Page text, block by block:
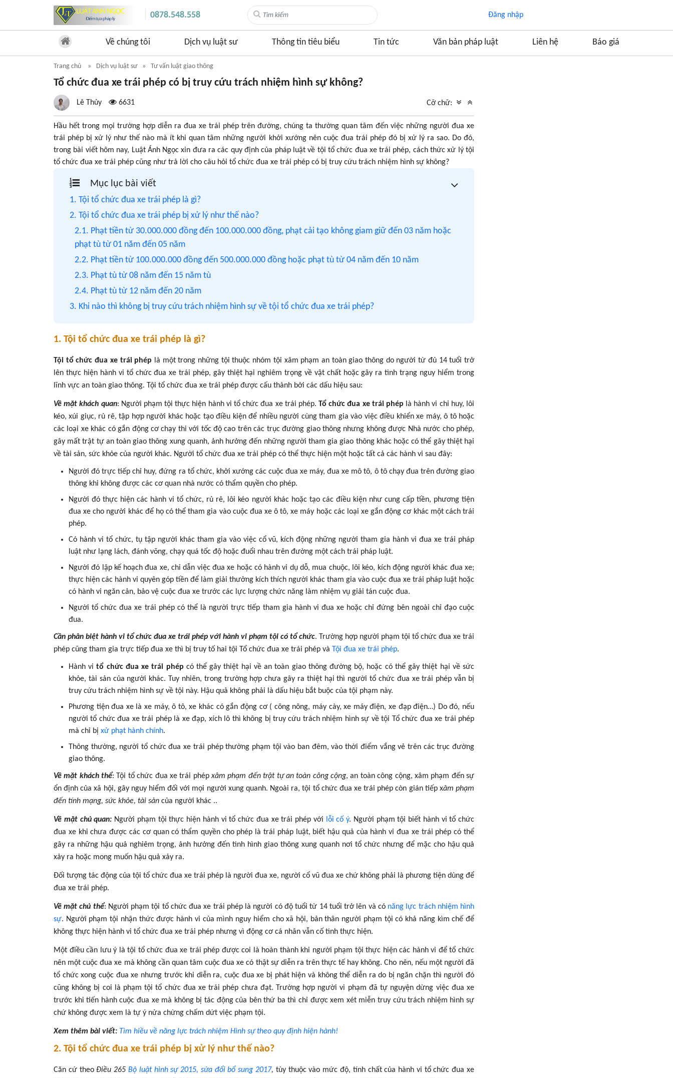
0878.548.558 Đăng nhập
Về chúng tôi Dịch vụ luật sư Thông tin tiêu biểu Tin tức Văn bản pháp luật Liên hệ Báo giá
Trang chủ Dịch vụ luật sư Tư vấn luật giao thông
Tổ chức đua xe trái phép có bị truy cứu trách nhiệm hình sự không?
Lê Thủy 6631 Cỡ chữ:
Hầu hết trong mọi trường hợp diễn ra đua xe trái phép trên đường, chúng ta thường quan tâm đến việc những người đua xe
trái phép bị xử lý như thế nào mà ít khi quan tâm những người khởi xướng nên cuộc đua trái phép đó bị xử lý ra sao. Do đó,
trong bài viết hôm nay, Luật Ánh Ngọc xin đưa ra các quy định của pháp luật về tội tổ chức đua xe trái phép, cách thức xử lý tội
tổ chức đua xe trái phép cũng như trả lời cho câu hỏi tổ chức đua xe trái phép có bị truy cứu trách nhiệm hình sự không?
Mục lục bài viết
1. Tội tổ chức đua xe trái phép là gì?
2. Tội tổ chức đua xe trái phép bị xử lý như thế nào?
2.1. Phạt tiền từ 30.000.000 đồng đến 100.000.000 đồng, phạt cải tạo không giam giữ đến 03 năm hoặc
phạt tù từ 01 năm đến 05 năm
2.2. Phạt tiền từ 100.000.000 đồng đến 500.000.000 đồng hoặc phạt tù từ 04 năm đến 10 năm
2.3. Phạt tù từ 08 năm đến 15 năm tù
2.4. Phạt tù từ 12 năm đến 20 năm
3. Khi nào thì không bị truy cứu trách nhiệm hình sự về tội tổ chức đua xe trái phép?
1. Tội tổ chức đua xe trái phép là gì?
Tội tổ chức đua xe trái phép là một trong những tội thuộc nhóm tội xâm phạm an toàn giao thông do người từ đủ 14 tuổi trở
lên thực hiện hành vi tổ chức đua xe trái phép, gây thiệt hại nghiêm trọng về vật chất hoặc gây ra tình trạng nguy hiểm trong
lĩnh vực an toàn giao thông. Tội tổ chức đua xe trái phép được cấu thành bởi các dấu hiệu sau:
Về mặt khách quan: Người phạm tội thực hiện hành vi tổ chức đua xe trái phép.Tổ chức đua xe trái phép là hành vi chỉ huy, lôi
kéo, xúi giục, rủ rê, tập hợp người khác hoặc tạo điều kiện để nhiều người cùng tham gia vào việc điều khiển xe máy, ô tô hoặc
các loại xe khác có gắn động cơ chạy thi với tốc độ cao trên các trục đường giao thông nhưng không được Nhà nước cho phép,
gây mất trật tự an toàn giao thông xung quanh, ảnh hưởng đến những người tham gia giao thông khác hoặc có thể gây thiệt hại
về tài sản, sức khỏe của người khác. Người tổ chức đua xe trái phép có thể thực hiện một hoặc tất cả các hành vi sau đây:
Người đó trực tiếp chỉ huy, đứng ra tổ chức, khởi xướng các cuộc đua xe máy, đua xe mô tô, ô tô chạy đua trên đường giao
thông khi không được các cơ quan nhà nước có thẩm quyền cho phép.
Người đó thực hiện các hành vi tổ chức, rủ rê, lôi kéo người khác hoặc tạo các điều kiện như cung cấp tiền, phương tiện
đua xe cho người khác để họ có thể tham gia vào cuộc đua xe ô tô, xe máy hoặc các loại xe gắn động cơ khác một cách trái
phép.
Có hành vi tổ chức, tụ tập người khác tham gia vào việc cổ vũ, kích động những người tham gia hành vi đua xe trái pháp
luật như lạng lách, đánh võng, chạy quá tốc độ hoặc đuổi nhau trên đường một cách trái pháp luật.
Người đó lập kế hoạch đua xe, chỉ dẫn việc đua xe hoặc có hành vi dụ dỗ, mua chuộc, lôi kéo, kích động người khác đua xe;
thực hiện các hành vi quyên góp tiền để làm giải thưởng kích thích người khác tham gia vào cuộc đua xe trái pháp luật hoặc
có hành vi ngăn cản, bảo vệ cuộc đua xe trước các lực lượng chức năng làm nhiệm vụ giải tán cuộc đua.
Người tổ chức đua xe trái phép có thể là người trực tiếp tham gia hành vi đua xe hoặc chỉ đứng bên ngoài chỉ đạo cuộc
đua.
Cần phân biệt hành vi tổ chức đua xe trái phép với hành vi phạm tội có tổ chức. Trường hợp người phạm tội tổ chức đua xe trái
phép cũng tham gia trực tiếp đua xe thì bị truy tố hai tội Tổ chức đua xe trái phép và Tội đua xe trái phép.
Hành vitổ chức đua xe trái phép có thể gây thiệt hại về an toàn giao thông đường bộ, hoặc có thể gây thiệt hại về sức
khỏe, tài sản của người khác. Tuy nhiên, trong trường hợp chưa gây ra thiệt hại thì người tổ chức đua xe trái phép vẫn bị
truy cứu trách nhiệm hình sự về tội này. Hậu quả không phải là dấu hiệu bắt buộc của tội phạm này.
Phương tiện đua xe là xe máy, ô tô, xe khác có gắn động cơ ( công nông, máy cày, xe máy điện, xe đạp điện…) Do đó, nếu
người tổ chức đua xe trái phép là xe đạp, xích lô thì không bị truy cứu trách nhiệm hình sự về tội Tổ chức đua xe trái phép
mà chỉ bị xử phạt hành chính.
Thông thường, người tổ chức đua xe trái phép thường phạm tội vào ban đêm, vào thời điểm vắng vẻ trên các trục đường
giao thông.
Về mặt khách thể: Tội tổ chức đua xe trái phépxâm phạm đến trật tự an toàn công cộng, an toàn công cộng, xâm phạm đến sự
ổn định của xã hội, gây nguy hiểm đối với mọi người xung quanh. Ngoài ra, tội tổ chức đua xe trái phép còn gián tiếp xâm phạm
đến tính mạng, sức khỏe, tài sản của người khác ..
Về mặt chủ quan: Người phạm tội thực hiện hành vi tổ chức đua xe trái phép với lỗi cố ý. Người phạm tội biết hành vi tổ chức
đua xe khi chưa được các cơ quan có thẩm quyền cho phép là trái pháp luật, biết hậu quả của hành vi đua xe trái phép có thể
gây ra những hậu quả nghiêm trọng, ảnh hưởng đến tình hình giao thông xung quanh nơi tổ chức nhưng để mặc cho hậu quả
xảy ra hoặc mong muốn hậu quả xảy ra.
Đối tượng tác động của tội tổ chức đua xe trái phép là người đua xe, người cổ vũ đua xe chứ không phải là phương tiện dùng để
đua xe trái phép.
Về mặt chủ thể: Người phạm tội tổ chức đua xe trái phép là người có độ tuổi từ 14 tuổi trở lên và có năng lực trách nhiệm hình
sự. Người phạm tội nhận thức được hành vi của mình nguy hiểm cho xã hội, bản thân người phạm tội có khả năng kìm chế để
không thực hiện hành vi tổ chức đua xe trái phép nhưng vì động cơ cá nhân vẫn cố tình thực hiện.
Một điều cần lưu ý là tội tổ chức đua xe trái phép được coi là hoàn thành khi người phạm tội thực hiện các hành vi để tổ chức
nên một cuộc đua xe mà không cần quan tâm cuộc đua xe có thật sự diễn ra trên thực tế hay không. Cho nên, nếu một người đã
tổ chức xong cuộc đua xe nhưng trước khi diễn ra, cuộc đua xe bị phát hiện và không thể diễn ra do bị ngăn chặn thì người đó
cũng không bị coi là phạm tội tổ chức đua xe trái phép chưa đạt. Trường hợp người vi phạm đã tự nguyện dừng việc đua xe
trước khi tiến hành cuộc đua xe mà không bị tác động của bên thứ ba thì chỉ được xem xét miễn truy cứu trách nhiệm hình sự
chứ không được xem là tự ý nửa chừng chấm dứt việc phạm tội.
Xem thêm bài viết: Tìm hiều về năng lực trách nhiệm Hình sự theo quy định hiện hành!
2. Tội tổ chức đua xe trái phép bị xử lý như thế nào?
Căn cứ theoĐiều 265 Bộ luật hình sự 2015, sửa đổi bổ sung 2017, tùy thuộc vào mức độ, tính chất của hành vi tổ chức đua xe